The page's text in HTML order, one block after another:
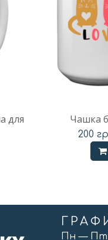
для Чашка
200
Пн — Пт: